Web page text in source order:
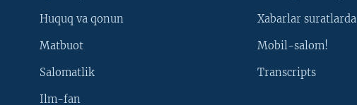
Huquq va qonun
Matbuot
Salomatlik
Ilm-fan
Xabarlar suratlarda
Mobil-salom!
Transcripts